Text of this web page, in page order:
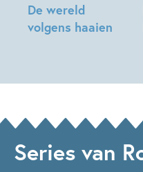
De wereld
volgens haaien
Sophie
Series van